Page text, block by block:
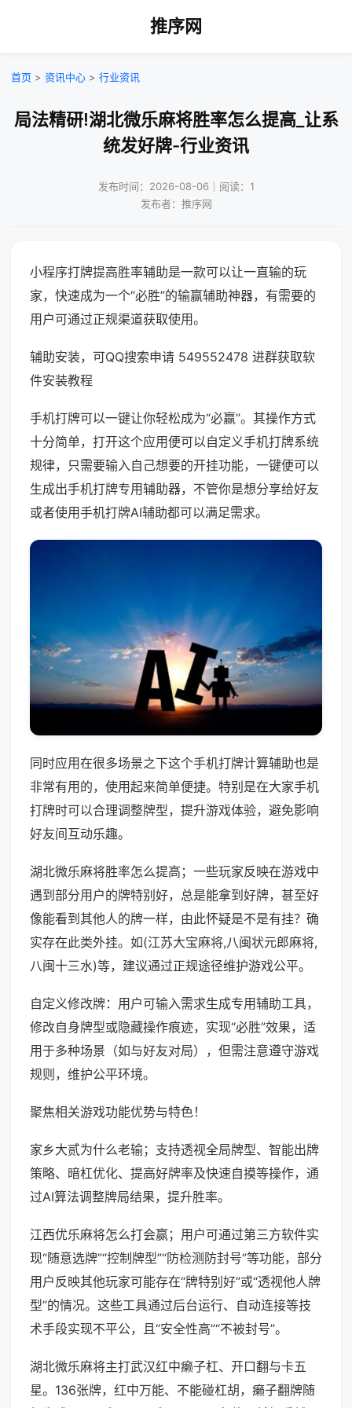
推序网
首页 > 资讯中心 > 行业资讯
局法精研!湖北微乐麻将胜率怎么提高_让系
统发好牌-行业资讯
发布时间：2026-08-06｜阅读：1
发布者：推序网
小程序打牌提高胜率辅助是一款可以让一直输的玩
家，快速成为一个“必胜”的输赢辅助神器，有需要的
用户可通过正规渠道获取使用。
辅助安装，可QQ搜索申请 549552478 进群获取软
件安装教程
手机打牌可以一键让你轻松成为“必赢”。其操作方式
十分简单，打开这个应用便可以自定义手机打牌系统
规律，只需要输入自己想要的开挂功能，一键便可以
生成出手机打牌专用辅助器，不管你是想分享给好友
或者使用手机打牌AI辅助都可以满足需求。
同时应用在很多场景之下这个手机打牌计算辅助也是
非常有用的，使用起来简单便捷。特别是在大家手机
打牌时可以合理调整牌型，提升游戏体验，避免影响
好友间互动乐趣。
湖北微乐麻将胜率怎么提高；一些玩家反映在游戏中
遇到部分用户的牌特别好，总是能拿到好牌，甚至好
像能看到其他人的牌一样，由此怀疑是不是有挂？确
实存在此类外挂。如(江苏大宝麻将,八闽状元郎麻将,
八闽十三水)等，建议通过正规途径维护游戏公平。
自定义修改牌：用户可输入需求生成专用辅助工具，
修改自身牌型或隐藏操作痕迹，实现“必胜”效果，适
用于多种场景（如与好友对局），但需注意遵守游戏
规则，维护公平环境。
聚焦相关游戏功能优势与特色！
家乡大贰为什么老输；支持透视全局牌型、智能出牌
策略、暗杠优化、提高好牌率及快速自摸等操作，通
过AI算法调整牌局结果，提升胜率。
江西优乐麻将怎么打会赢；用户可通过第三方软件实
现“随意选牌”“控制牌型”“防检测防封号”等功能，部分
用户反映其他玩家可能存在“牌特别好”或“透视他人牌
型”的情况。这些工具通过后台运行、自动连接等技
术手段实现不平公，且“安全性高”“不被封号”。
湖北微乐麻将主打武汉红中癞子杠、开口翻与卡五
星。136张牌，红中万能、不能碰杠胡，癞子翻牌随